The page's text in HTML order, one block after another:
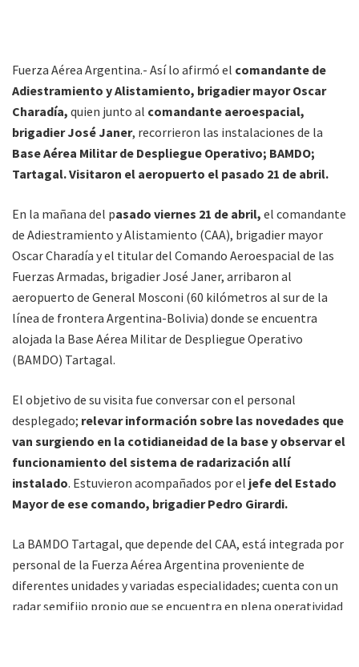
Fuerza Aérea Argentina.- Así lo afirmó el comandante de
Adiestramiento y Alistamiento, brigadier mayor Oscar
Charadía, quien junto al comandante aeroespacial,
brigadier José Janer, recorrieron las instalaciones de la
Base Aérea Militar de Despliegue Operativo; BAMDO;
Tartagal. Visitaron el aeropuerto el pasado 21 de abril.
En la mañana del pasado viernes 21 de abril, el comandante
de Adiestramiento y Alistamiento (CAA), brigadier mayor
Oscar Charadía y el titular del Comando Aeroespacial de las
Fuerzas Armadas, brigadier José Janer, arribaron al
aeropuerto de General Mosconi (60 kilómetros al sur de la
línea de frontera Argentina-Bolivia) donde se encuentra
alojada la Base Aérea Militar de Despliegue Operativo
(BAMDO) Tartagal.
El objetivo de su visita fue conversar con el personal
desplegado; relevar información sobre las novedades que
van surgiendo en la cotidianeidad de la base y observar el
funcionamiento del sistema de radarización allí
instalado. Estuvieron acompañados por el jefe del Estado
Mayor de ese comando, brigadier Pedro Girardi.
La BAMDO Tartagal, que depende del CAA, está integrada por
personal de la Fuerza Aérea Argentina proveniente de
diferentes unidades y variadas especialidades; cuenta con un
radar semifijo propio que se encuentra en plena operatividad